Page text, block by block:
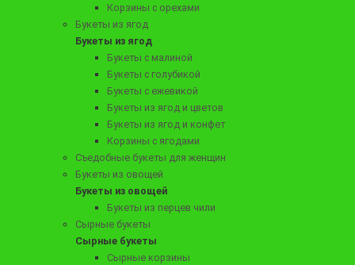
Корзины с орехами
Букеты из ягод
Букеты из ягод
Букеты с малиной
Букеты с голубикой
Букеты с ежевикой
Букеты из ягод и цветов
Букеты из ягод и конфет
Корзины с ягодами
Съедобные букеты для женщин
Букеты из овощей
Букеты из овощей
Букеты из перцев чили
Сырные букеты
Сырные букеты
Сырные корзины